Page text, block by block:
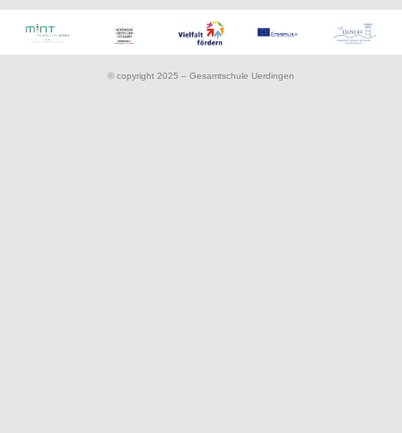
© copyright 2025 – Gesamtschule Uerdingen